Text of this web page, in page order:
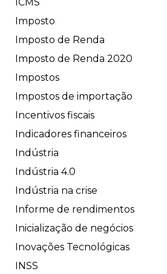
ICMS
Imposto
Imposto de Renda
Imposto de Renda 2020
Impostos
Impostos de importação
Incentivos fiscais
Indicadores financeiros
Indústria
Indústria 4.0
Indústria na crise
Informe de rendimentos
Inicialização de negócios
Inovações Tecnológicas
INSS